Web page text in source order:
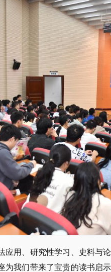
应用、研究性学习、史料与
为我们带来了宝贵的读书启